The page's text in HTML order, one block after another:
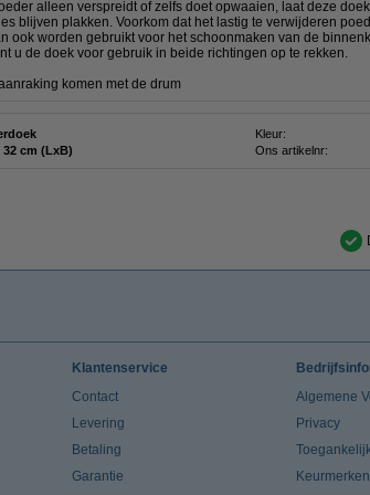
alleen verspreidt of zelfs doet opwaaien, laat deze
blijven plakken. Voorkom dat het lastig te verwijderen
ook worden gebruikt voor het schoonmaken van de
u de doek voor gebruik in beide richtingen op te rekken.
komen met de drum
Kleur:
43 x 32 cm (LxB) Ons artikelnr:
Klantenservice
Contact
Levering
Betaling
Garantie
Algemene
Privacy
Keurmerken